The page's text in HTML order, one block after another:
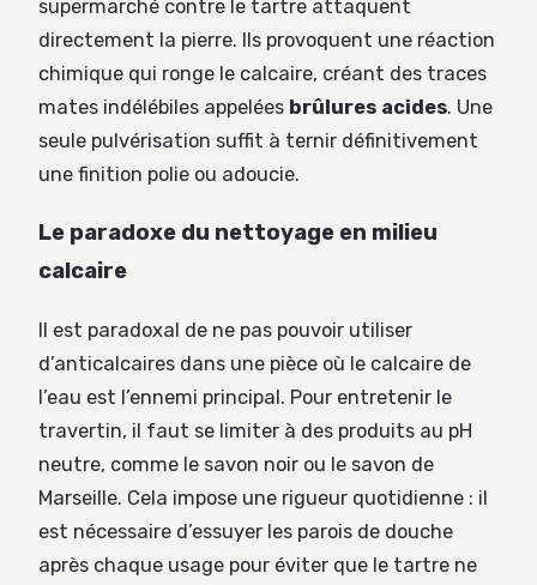
supermarché contre le tartre attaquent
directement la pierre. Ils provoquent une réaction
chimique qui ronge le calcaire, créant des traces
mates indélébiles appelées brûlures acides. Une
seule pulvérisation suffit à ternir définitivement
une finition polie ou adoucie.
Le paradoxe du nettoyage en milieu
calcaire
Il est paradoxal de ne pas pouvoir utiliser
d’anticalcaires dans une pièce où le calcaire de
l’eau est l’ennemi principal. Pour entretenir le
travertin, il faut se limiter à des produits au pH
neutre, comme le savon noir ou le savon de
Marseille. Cela impose une rigueur quotidienne : il
est nécessaire d’essuyer les parois de douche
après chaque usage pour éviter que le tartre ne